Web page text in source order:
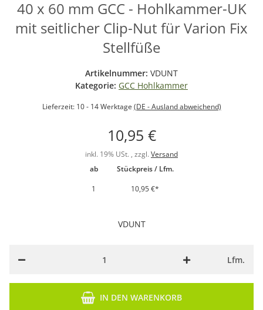
40 x 60 mm GCC - Hohlkammer-UK
mit seitlicher Clip-Nut für Varion Fix
Stellfüße
Artikelnummer: VDUNT
Kategorie: GCC Hohlkammer
Lieferzeit: 10 - 14 Werktage (DE - Ausland abweichend)
10,95 €
inkl. 19% USt. , zzgl. Versand
ab
Stückpreis / Lfm.
1
10,95 €*
VDUNT
Lfm.
IN DEN WARENKORB